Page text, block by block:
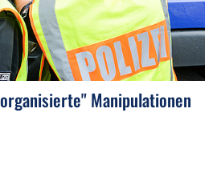
Manipulationen